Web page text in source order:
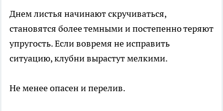
Днем листья начинают скручиваться,
становятся более темными и постепенно теряют
упругость. Если вовремя не исправить
ситуацию, клубни вырастут мелкими.
Не менее опасен и перелив.